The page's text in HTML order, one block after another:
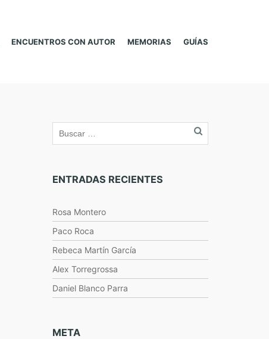
ENCUENTROS CON AUTOR MEMORIAS GUÍAS
ENTRADAS RECIENTES
Rosa Montero
Paco Roca
Rebeca Martín García
Alex Torregrossa
Daniel Blanco Parra
META